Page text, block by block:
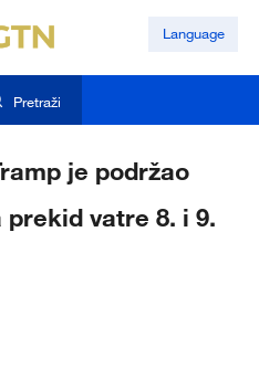
Language
Pretraži
je podržao
vatre 8. i 9.